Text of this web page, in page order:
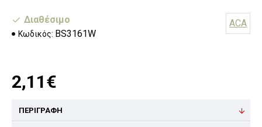
Διαθέσιμο
Κωδικός: BS3161W
ACA
2,11€
ΠΕΡΙΓΡΑΦΉ